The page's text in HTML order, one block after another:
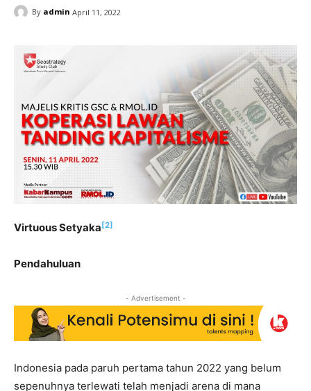
By admin April 11, 2022
Virtuous Setyaka[2]
Pendahuluan
- Advertisement -
Indonesia pada paruh pertama tahun 2022 yang belum
sepenuhnya terlewati telah menjadi arena di mana